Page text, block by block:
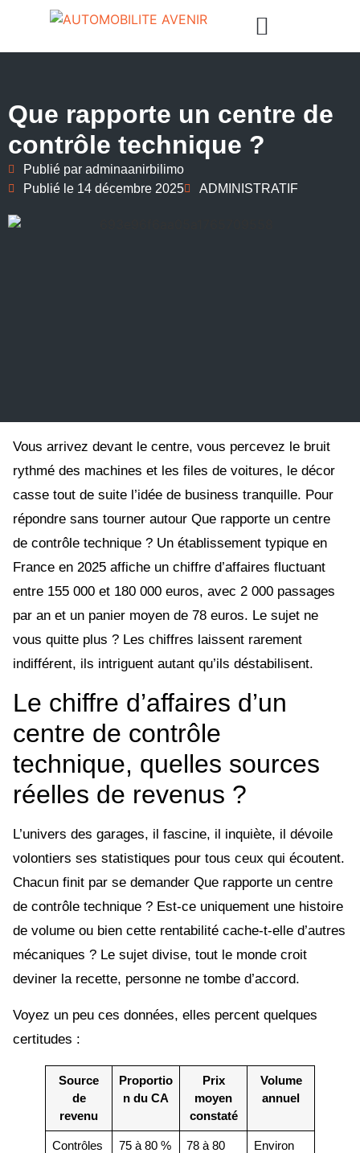
Que rapporte un centre de
contrôle technique ?
Publié par adminaanirbilimo
Publié le 14 décembre 2025 ADMINISTRATIF
Vous arrivez devant le centre, vous percevez le bruit
rythmé des machines et les files de voitures, le décor
casse tout de suite l’idée de business tranquille. Pour
répondre sans tourner autour Que rapporte un centre
de contrôle technique ? Un établissement typique en
France en 2025 affiche un chiffre d’affaires fluctuant
entre 155 000 et 180 000 euros, avec 2 000 passages
par an et un panier moyen de 78 euros. Le sujet ne
vous quitte plus ? Les chiffres laissent rarement
indifférent, ils intriguent autant qu’ils déstabilisent.
Le chiffre d’affaires d’un
centre de contrôle
technique, quelles sources
réelles de revenus ?
L’univers des garages, il fascine, il inquiète, il dévoile
volontiers ses statistiques pour tous ceux qui écoutent.
Chacun finit par se demander Que rapporte un centre
de contrôle technique ? Est-ce uniquement une histoire
de volume ou bien cette rentabilité cache-t-elle d’autres
mécaniques ? Le sujet divise, tout le monde croit
deviner la recette, personne ne tombe d’accord.
Voyez un peu ces données, elles percent quelques
certitudes :
Source
de
revenu
Proportio
n du CA
Prix
moyen
constaté
Volume
annuel
Contrôles
75 à 80 %
78 à 80
Environ